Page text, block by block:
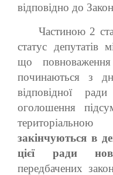
відповідно до
Частиною 2
статус депутатів
що
починаються з
відповідної
оголошення
закінчуються в
цієї ради
передбачених